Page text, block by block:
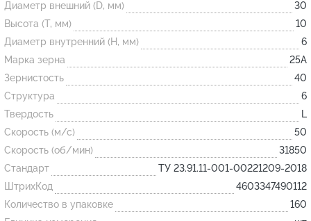
Огнеупорные
изделия
Скачать каталог
Тигель
Муфель
Черпак
Шербер
Трубка
Стержень
Диаметр внешний (D, мм)
30
Высота (T, мм)
10
Диаметр внутренний (H, мм)
6
Марка зерна
25А
Зернистость
40
Структура
6
Твердость
L
Скорость (м/с)
50
Скорость (об/мин)
31850
Стандарт
ТУ 23.91.11-001-00221209-2018
ШтрихКод
4603347490112
Количество в упаковке
160